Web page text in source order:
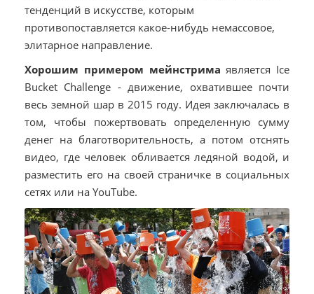
тенденций в искусстве, которым
противопоставляется какое-нибудь немассовое,
элитарное направление.
Хорошим примером мейнстрима является Ice
Bucket Challenge - движение, охватившее почти
весь земной шар в 2015 году. Идея заключалась в
том, чтобы пожертвовать определенную сумму
денег на благотворительность, а потом отснять
видео, где человек обливается ледяной водой, и
разместить его на своей страничке в социальных
сетях или на YouTube.